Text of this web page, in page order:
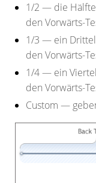
1/2 — die Hälfte
den Vorwärts-
1/3 — ein Drittel
den Vorwärts-
1/4— ein
den Vorwärts-
Custom —